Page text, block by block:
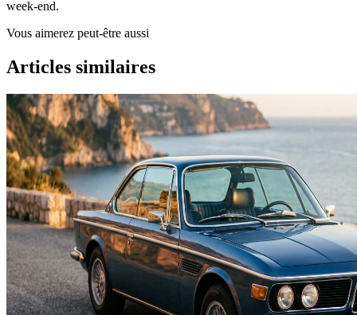
week-end.
Vous aimerez peut-être aussi
Articles similaires